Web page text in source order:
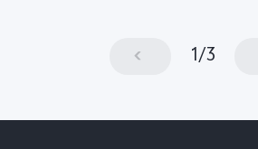
1/3